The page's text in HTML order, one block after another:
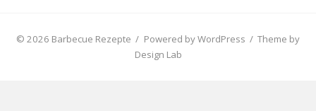
© 2026 Barbecue Rezepte / Powered by WordPress / Theme by
Design Lab